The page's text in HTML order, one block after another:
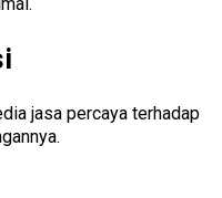
jasa percaya terhadap